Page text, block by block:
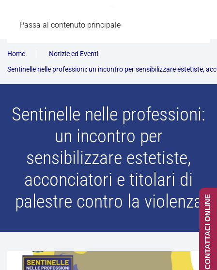
Passa al contenuto principale
Home
Notizie ed Eventi
Sentinelle nelle professioni: un incontro per sensibilizzare estetiste,
Sentinelle nelle professioni:
un incontro per
sensibilizzare estetiste,
acconciatori e titolari di
palestre contro la violenza CONTATTACI ONLINE